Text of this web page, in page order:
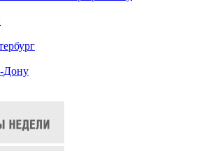
Дону